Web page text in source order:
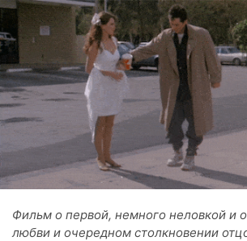
Фильм о первой, немного неловкой и
любви и очередном столкновении